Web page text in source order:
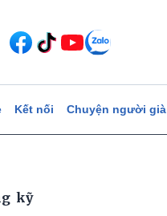
Kết nối Chuyện người già
kỹ